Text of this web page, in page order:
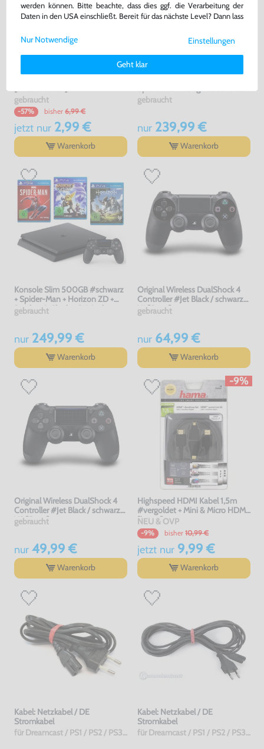
gebraucht
-57% bisher 6,99 €
jetzt nur2,99 €
Warenkorb
gebraucht
nur239,99 €
Warenkorb
Konsole Slim 500GB #schwarz
+ Spider-Man + Horizon ZD +
Ratchet & Clank + Original
Controller
gebraucht
nur249,99 €
Warenkorb
Original Wireless DualShock 4
Controller #Jet Black / schwarz
V1 [Sony]
gebraucht
nur64,99 €
Warenkorb
Original Wireless DualShock 4
Controller #Jet Black / schwarz
V2 [Sony]
gebraucht
nur49,99 €
Warenkorb
-9%
Highspeed HDMI Kabel 1,5m
#vergoldet + Mini & Micro HDMI
[hama]
NEU & OVP
-9% bisher 10,99 €
jetzt nur9,99 €
Warenkorb
Kabel: Netzkabel / DE
Stromkabel
für Dreamcast / PS1 / PS2 / PS3 / PS4 / Saturn / Xbox / 3DO, gebraucht
Kabel: Netzkabel / DE
Stromkabel
für Dreamcast / PS1 / PS2 / PS3 / PS4 / Saturn / Xbox / 3DO, sehr guter Zustand, gebraucht
werden können. Bitte beachte, dass dies ggf. die Verarbeitung der
Daten in den USA einschließt. Bereit für das nächste Level? Dann lass
Weitere Informationen zu den von uns verwendeten Cookies und
Deinen Rechten als Nutzer findest Du in unsererDaten­schutz­
Impressum.
Einstellungen
Geht klar
Nur Notwendige